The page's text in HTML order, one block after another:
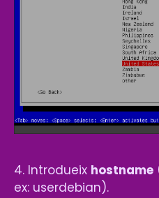
4. Introdueix hostname
ex: userdebian).